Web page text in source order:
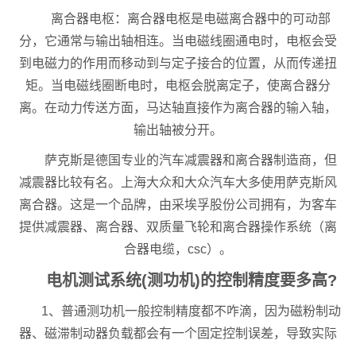
离合器电枢：离合器电枢是电磁离合器中的可动部
分，它通常与输出轴相连。当电磁线圈通电时，电枢会受
到电磁力的作用而移动到与定子接合的位置，从而传递扭
矩。当电磁线圈断电时，电枢会脱离定子，使离合器分
离。在动力传送方面，马达轴直接作为离合器的输入轴，
输出轴被分开。
萨克斯是德国专业的汽车减震器和离合器制造商，但
减震器比较有名。上海大众和大众汽车大多使用萨克斯风
离合器。这是一个品牌，由采埃孚股份公司拥有，为客车
提供减震器、离合器、双质量飞轮和离合器操作系统（离
合器电缆，csc）。
电机测试系统(测功机)的控制精度要多高?
1、普通测功机一般控制精度都不咋滴，因为磁粉制动
器、磁滞制动器负载都会有一个固定控制误差，导致实际